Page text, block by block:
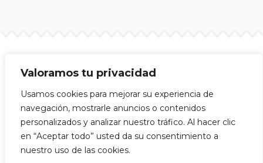
Valoramos tu privacidad
Usamos cookies para mejorar su experiencia de
navegación, mostrarle anuncios o contenidos
personalizados y analizar nuestro tráfico. Al hacer clic
en “Aceptar todo” usted da su consentimiento a
nuestro uso de las cookies.